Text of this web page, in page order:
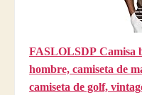
FASLOLSDP Camisa
hombre, camiseta de
camiseta de golf,